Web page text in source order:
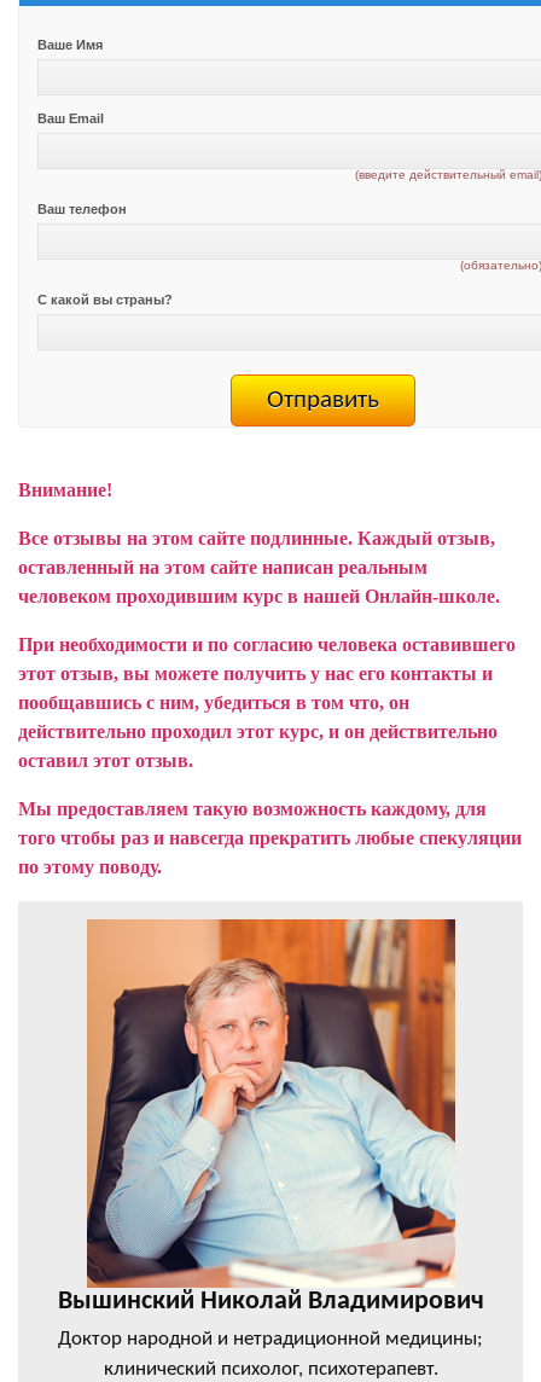
Ваше Имя
Ваш Email
(введите действительный
Ваш телефон
С какой вы страны?
Внимание!
Все отзывы на этом сайте подлинные. Каждый отзыв,
оставленный на этом сайте написан реальным
человеком проходившим курс в нашей Онлайн-школе.
При необходимости и по согласию человека оставившего
этот отзыв, вы можете получить у нас его контакты и
пообщавшись с ним, убедиться в том что, он
действительно проходил этот курс, и он действительно
оставил этот отзыв.
Мы предоставляем такую возможность каждому, для
того чтобы раз и навсегда прекратить любые спекуляции
по этому поводу.
Вышинский Николай Владимирович
Доктор народной и нетрадиционной медицины;
клинический психолог, психотерапевт.